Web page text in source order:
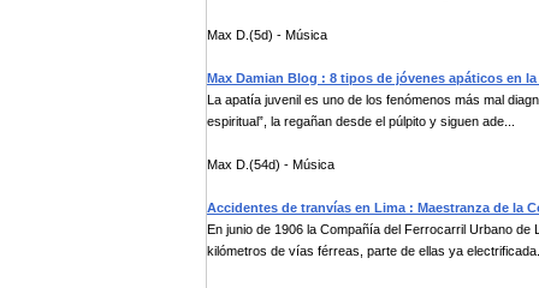
Max D.(5d) - Música
Max Damian Blog : 8 tipos de jóvenes apáticos en
La apatía juvenil es uno de los fenómenos más mal
espiritual”, la regañan desde el púlpito y siguen ade...
Max D.(54d) - Música
Accidentes de tranvías en Lima : Maestranza de la
En junio de 1906 la Compañía del Ferrocarril Urbano
kilómetros de vías férreas, parte de ellas ya